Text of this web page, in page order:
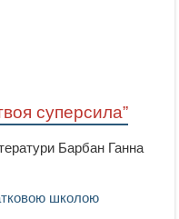
суперсила”
Барбан Ганна
школою